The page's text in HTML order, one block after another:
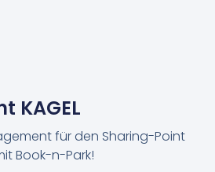
KAGEL
für den Sharing-Point
Book-n-Park!